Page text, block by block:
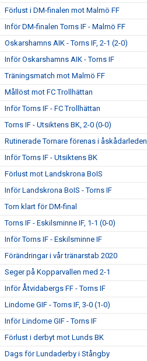
Förlust i DM-finalen mot Malmö FF
Inför DM-finalen Torns IF - Malmö FF
Oskarshamns AIK - Torns IF, 2-1 (2-0)
Inför Oskarshamns AIK - Torns IF
Träningsmatch mot Malmö FF
Mållöst mot FC Trollhättan
Inför Torns IF - FC Trollhättan
Torns IF - Utsiktens BK, 2-0 (0-0)
Rutinerade Tornare förenas i åskådarleden
Inför Torns IF - Utsiktens BK
Förlust mot Landskrona BoIS
Inför Landskrona BoIS - Torns IF
Torn klart för DM-final
Torns IF - Eskilsminne IF, 1-1 (0-0)
Inför Torns IF - Eskilsminne IF
Förändringar i vår tränarstab 2020
Seger på Kopparvallen med 2-1
Inför Åtvidabergs FF - Torns IF
Lindome GIF - Torns IF, 3-0 (1-0)
Inför Lindome GIF - Torns IF
Förlust i derbyt mot Lunds BK
Dags för Lundaderby i Stångby